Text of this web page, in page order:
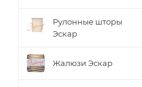
Рулонные шторы
Эскар
Жалюзи Эскар